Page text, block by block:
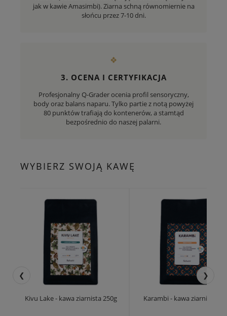
jak w kawie Amasimbi). Ziarna schną równomiernie na
słońcu przez 7-10 dni.
❖
3. OCENA I CERTYFIKACJA
Profesjonalny Q-Grader ocenia profil sensoryczny,
body oraz balans naparu. Tylko partie z notą powyżej
80 punktów trafiają do kontenerów, a stamtąd
bezpośrednio do naszej palarni.
WYBIERZ SWOJĄ KAWĘ
❮ ❯
Karambi - kawa ziarnista 250g Amasimbi - kawa ziarnista 250g